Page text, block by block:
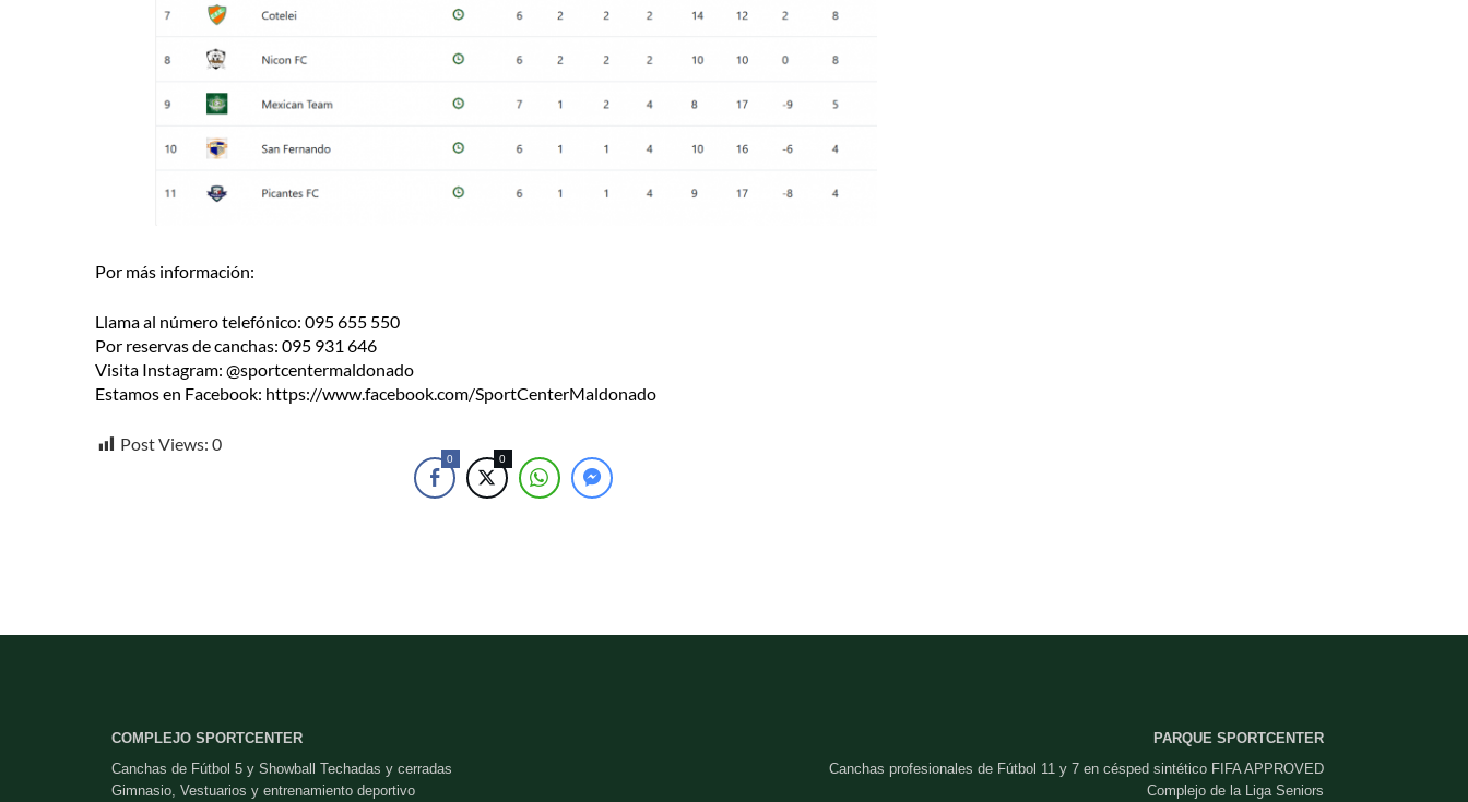
Por más información:
Llama al número telefónico: 095 655 550
Por reservas de canchas: 095 931 646
Visita Instagram: @sportcentermaldonado
Estamos en Facebook: https://www.facebook.com/SportCenterMaldonado
Post Views: 0
0 0
COMPLEJO SPORTCENTER
Canchas de Fútbol 5 y Showball Techadas y cerradas
Gimnasio, Vestuarios y entrenamiento deportivo
PARQUE SPORTCENTER
Canchas profesionales de Fútbol 11 y 7 en césped sintético FIFA APPROVED
Complejo de la Liga Seniors